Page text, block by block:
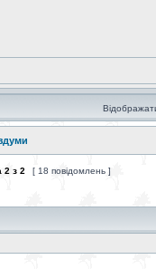
2 з 2 [ 18 повідомлень ]